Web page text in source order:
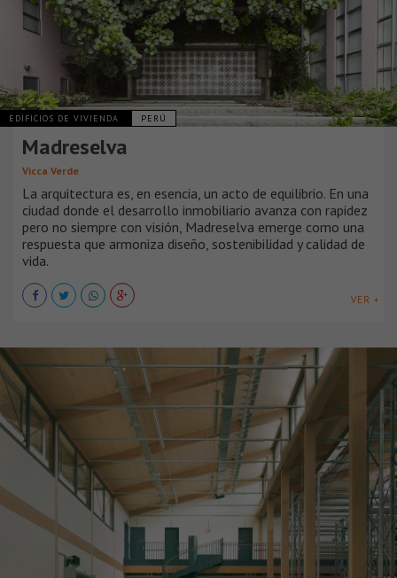
EDIFICIOS DE VIVIENDA PERÚ
Madreselva
Vicca Verde
La arquitectura es, en esencia, un acto de equilibrio. En una
ciudad donde el desarrollo inmobiliario avanza con rapidez
pero no siempre con visión, Madreselva emerge como una
respuesta que armoniza diseño, sostenibilidad y calidad de
vida.
VER +